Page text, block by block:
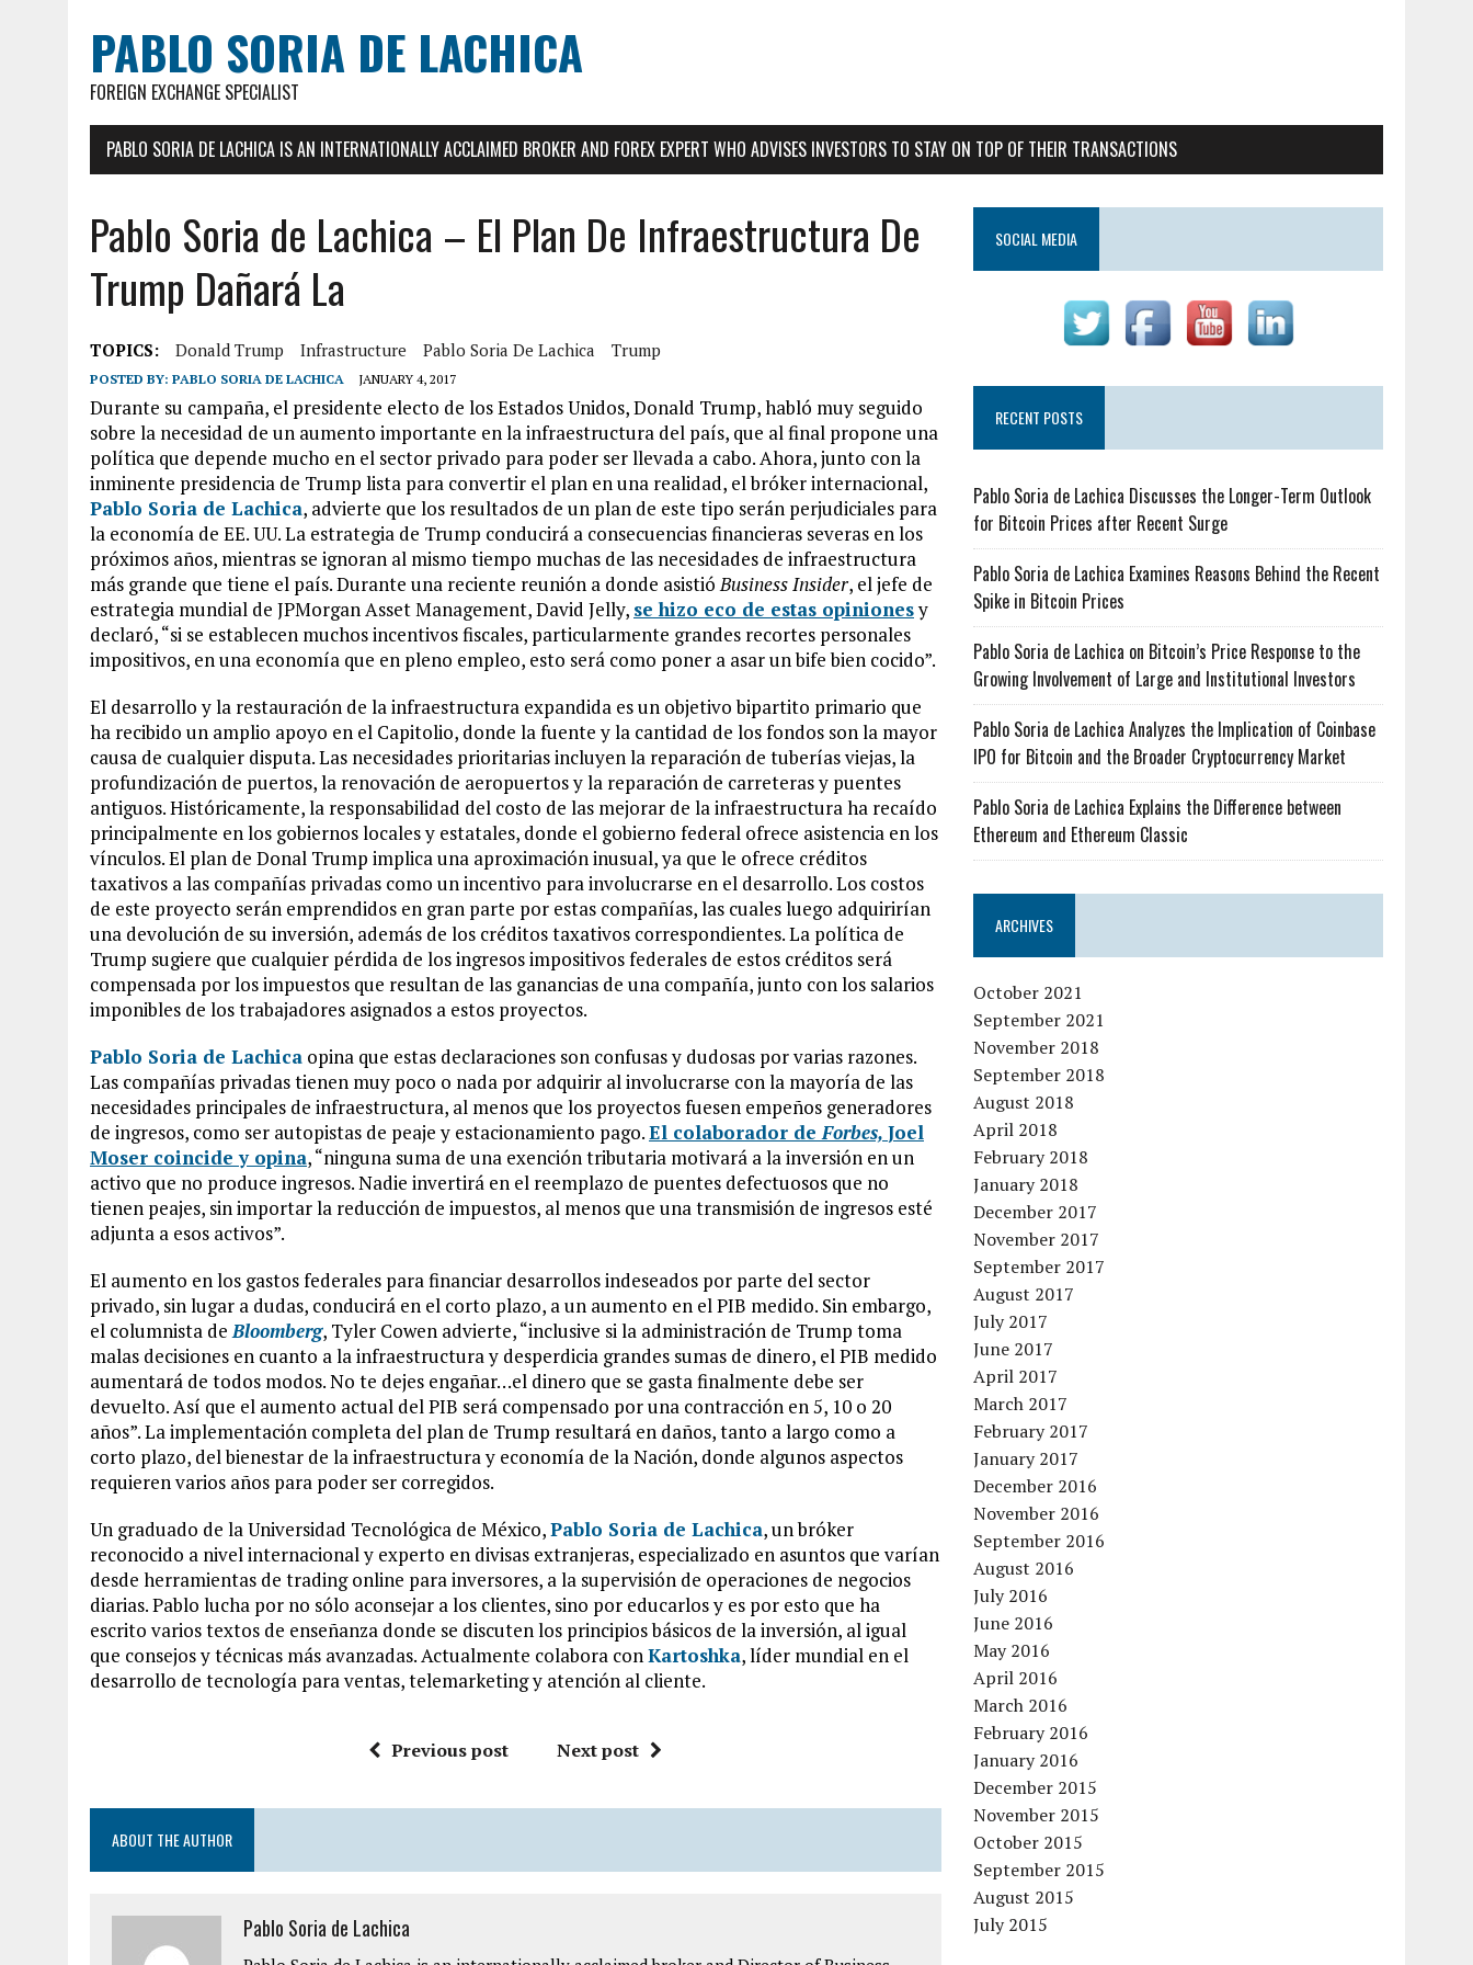
PABLO SORIA DE LACHICA
FOREIGN EXCHANGE SPECIALIST
PABLO SORIA DE LACHICA IS AN INTERNATIONALLY ACCLAIMED BROKER AND FOREX EXPERT WHO ADVISES INVESTORS TO STAY ON TOP OF THEIR TRANSACTIONS
Pablo Soria de Lachica – El Plan De Infraestructura De
Trump Dañará La
TOPICS: Donald Trump Infrastructure Pablo Soria De Lachica Trump
POSTED BY: PABLO SORIA DE LACHICA JANUARY 4, 2017
Durante su campaña, el presidente electo de los Estados Unidos, Donald Trump, habló muy seguido
sobre la necesidad de un aumento importante en la infraestructura del país, que al final propone una
política que depende mucho en el sector privado para poder ser llevada a cabo. Ahora, junto con la
inminente presidencia de Trump lista para convertir el plan en una realidad, el bróker internacional,
Pablo Soria de Lachica, advierte que los resultados de un plan de este tipo serán perjudiciales para
la economía de EE. UU. La estrategia de Trump conducirá a consecuencias financieras severas en los
próximos años, mientras se ignoran al mismo tiempo muchas de las necesidades de infraestructura
más grande que tiene el país. Durante una reciente reunión a donde asistióBusiness Insider, el jefe de
estrategia mundial de JPMorgan Asset Management, David Jelly, se hizo eco de estas opinionesy
declaró, “si se establecen muchos incentivos fiscales, particularmente grandes recortes personales
impositivos, en una economía que en pleno empleo, esto será como poner a asar un bife bien cocido”.
El desarrollo y la restauración de la infraestructura expandida es un objetivo bipartito primario que
ha recibido un amplio apoyo en el Capitolio, donde la fuente y la cantidad de los fondos son la mayor
causa de cualquier disputa. Las necesidades prioritarias incluyen la reparación de tuberías viejas, la
profundización de puertos, la renovación de aeropuertos y la reparación de carreteras y puentes
antiguos. Históricamente, la responsabilidad del costo de las mejorar de la infraestructura ha recaído
principalmente en los gobiernos locales y estatales, donde el gobierno federal ofrece asistencia en los
vínculos. El plan de Donal Trump implica una aproximación inusual, ya que le ofrece créditos
taxativos a las compañías privadas como un incentivo para involucrarse en el desarrollo. Los costos
de este proyecto serán emprendidos en gran parte por estas compañías, las cuales luego adquirirían
una devolución de su inversión, además de los créditos taxativos correspondientes. La política de
Trump sugiere que cualquier pérdida de los ingresos impositivos federales de estos créditos será
compensada por los impuestos que resultan de las ganancias de una compañía, junto con los salarios
imponibles de los trabajadores asignados a estos proyectos.
Pablo Soria de Lachica opina que estas declaraciones son confusas y dudosas por varias razones.
Las compañías privadas tienen muy poco o nada por adquirir al involucrarse con la mayoría de las
necesidades principales de infraestructura, al menos que los proyectos fuesen empeños generadores
de ingresos, como ser autopistas de peaje y estacionamiento pago.El colaborador deForbes, Joel
Moser coincide y opina, “ninguna suma de una exención tributaria motivará a la inversión en un
activo que no produce ingresos. Nadie invertirá en el reemplazo de puentes defectuosos que no
tienen peajes, sin importar la reducción de impuestos, al menos que una transmisión de ingresos esté
adjunta a esos activos”.
El aumento en los gastos federales para financiar desarrollos indeseados por parte del sector
privado, sin lugar a dudas, conducirá en el corto plazo, a un aumento en el PIB medido. Sin embargo,
el columnista deBloomberg, Tyler Cowen advierte, “inclusive si la administración de Trump toma
malas decisiones en cuanto a la infraestructura y desperdicia grandes sumas de dinero, el PIB medido
aumentará de todos modos. No te dejes engañar…el dinero que se gasta finalmente debe ser
devuelto. Así que el aumento actual del PIB será compensado por una contracción en 5, 10 o 20
años”. La implementación completa del plan de Trump resultará en daños, tanto a largo como a
corto plazo, del bienestar de la infraestructura y economía de la Nación, donde algunos aspectos
requieren varios años para poder ser corregidos.
Un graduado de la Universidad Tecnológica de México,Pablo Soria de Lachica, un bróker
reconocido a nivel internacional y experto en divisas extranjeras, especializado en asuntos que varían
desde herramientas de trading online para inversores, a la supervisión de operaciones de negocios
diarias. Pablo lucha por no sólo aconsejar a los clientes, sino por educarlos y es por esto que ha
escrito varios textos de enseñanza donde se discuten los principios básicos de la inversión, al igual
que consejos y técnicas más avanzadas. Actualmente colabora conKartoshka, líder mundial en el
desarrollo de tecnología para ventas, telemarketing y atención al cliente.
Previous post Next post
ABOUT THE AUTHOR
Pablo Soria de Lachica
SOCIAL MEDIA
RECENT POSTS
Pablo Soria de Lachica Discusses the Longer-Term Outlook
for Bitcoin Prices after Recent Surge
Pablo Soria de Lachica Examines Reasons Behind the Recent
Spike in Bitcoin Prices
Pablo Soria de Lachica on Bitcoin’s Price Response to the
Growing Involvement of Large and Institutional Investors
Pablo Soria de Lachica Analyzes the Implication of Coinbase
IPO for Bitcoin and the Broader Cryptocurrency Market
Pablo Soria de Lachica Explains the Difference between
Ethereum and Ethereum Classic
ARCHIVES
October 2021
September 2021
November 2018
September 2018
August 2018
April 2018
February 2018
January 2018
December 2017
November 2017
September 2017
August 2017
July 2017
June 2017
April 2017
March 2017
February 2017
January 2017
December 2016
November 2016
September 2016
August 2016
July 2016
June 2016
May 2016
April 2016
March 2016
February 2016
January 2016
December 2015
November 2015
October 2015
September 2015
August 2015
July 2015